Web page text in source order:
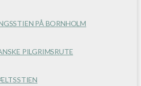
PÅ BORNHOLM
PILGRIMSRUTE